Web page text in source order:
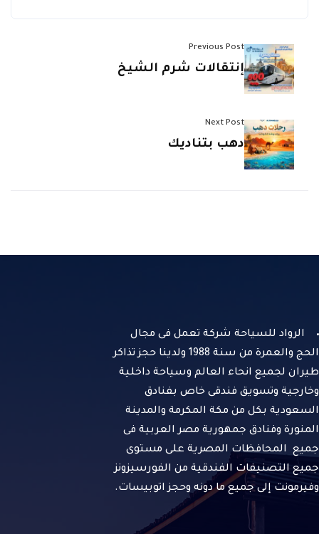
Previous Post
إنتقالات شرم الشيخ
Next Post
دهب بتناديك
الرواد للسياحة شركة تعمل فى مجال
الحج والعمرة من سنة 1988 ولدينا حجز تذاكر
طيران لجميع انحاء العالم وسياحة داخلية
وخارجية وتسويق فندقى خاص بفنادق
السعودية بكل من مكة المكرمة والمدينة
المنورة وفنادق جمهورية مصر العربية فى
جميع المحافظات المصرية على مستوى
جميع التصنيفات الفندقية من الفورسيزونز
وفيرمونت إلى جميع ما دونه وحجز اتوبيسات.